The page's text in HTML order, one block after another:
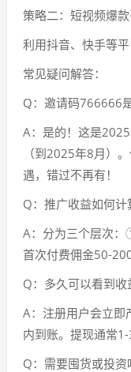
策略二：短视频爆
利用抖音、快手等平
常见疑问解答：
Q：邀请码766666
A：是的！这是
（到2025年8月）
遇，错过不再有！
Q：推广收益如何计
A：分为三个层次
首次付费佣金50-
Q：多久可以看到收
A：注册用户会立即
内到账。提现通常1-
Q：需要囤货或投资